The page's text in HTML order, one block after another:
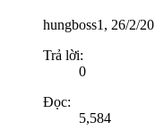
hungboss1 , 26/2/20
Trả lời:
0
Đọc:
5,584